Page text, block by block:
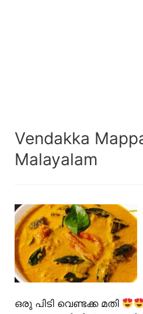
Vendakka
Malayalam
ഒരു പിടി വെണ്ടക്ക മതി